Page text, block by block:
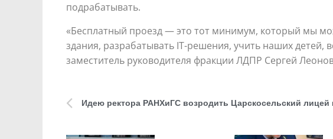
подрабатывать.
«Бесплатный проезд — это тот минимум, который мы
здания, разрабатывать IT-решения, учить наших
заместитель руководителя фракции ЛДПР Сергей